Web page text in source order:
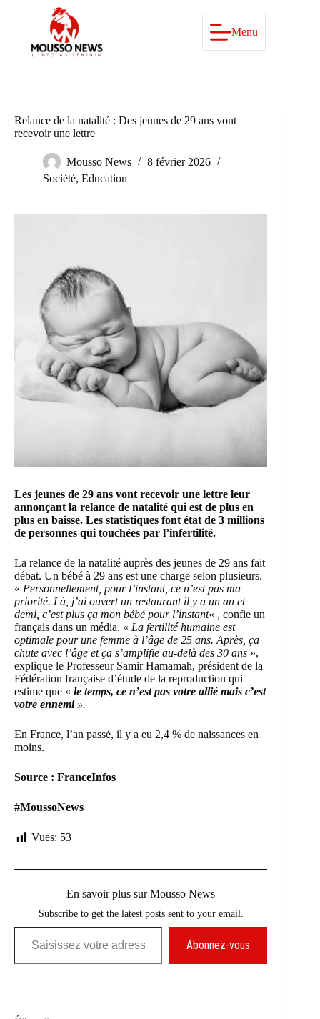
Menu
Relance de la natalité : Des jeunes de 29 ans vont
recevoir une lettre
Mousso News
8 février 2026
Société, Education
Les jeunes de 29 ans vont recevoir une lettre leur
annonçant la relance de natalité qui est de plus en
plus en baisse. Les statistiques font état de 3 millions
de personnes qui touchées par l’infertilité.
La relance de la natalité auprès des jeunes de 29 ans fait
débat. Un bébé à 29 ans est une charge selon plusieurs.
« Personnellement, pour l’instant, ce n’est pas ma
priorité. Là, j’ai ouvert un restaurant il y a un an et
demi, c’est plus ça mon bébé pour l’instant« , confie un
français dans un média. « La fertilité humaine est
optimale pour une femme à l’âge de 25 ans. Après, ça
chute avec l’âge et ça s’amplifie au-delà des 30 ans »,
explique le Professeur Samir Hamamah, président de la
Fédération française d’étude de la reproduction qui
estime que « le temps, ce n’est pas votre allié mais c’est
votre ennemi».
En France, l’an passé, il y a eu 2,4 % de naissances en
moins.
Source : FranceInfos
#MoussoNews
Vues: 53
En savoir plus sur Mousso News
Subscribe to get the latest posts sent to your email.
Saisissez votre adresse e-mail…
Abonnez-vous